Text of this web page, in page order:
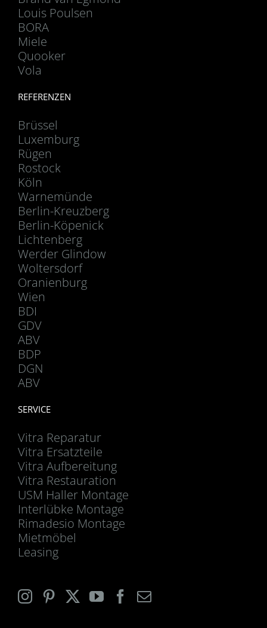
Louis Poulsen
BORA
Miele
Quooker
Vola
REFERENZEN
Brüssel
Luxemburg
Rügen
Rostock
Köln
Warnemünde
Berlin-Kreuzberg
Berlin-Köpenick
Lichtenberg
Werder Glindow
Woltersdorf
Oranienburg
Wien
BDI
GDV
ABV
BDP
DGN
ABV
SERVICE
Vitra Reparatur
Vitra Ersatzteile
Vitra Aufbereitung
Vitra Restauration
USM Haller Montage
Interlübke Montage
Rimadesio Montage
Mietmöbel
Leasing